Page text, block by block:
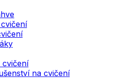
cvičení
na cvičení